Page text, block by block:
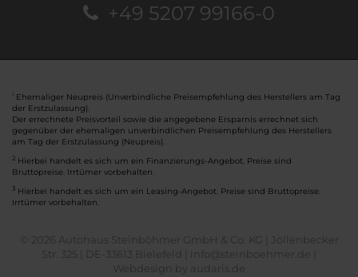
+49 5207 99166-0
Ehemaliger Neupreis (Unverbindliche Preisempfehlung des Herstellers am Tag
der Erstzulassung).
Der errechnete Preisvorteil sowie die angegebene Ersparnis errechnet sich
gegenüber der ehemaligen unverbindlichen Preisempfehlung des Herstellers
am Tag der Erstzulassung (Neupreis).
2 Hierbei handelt es sich um ein Finanzierungs-Angebot. Preise sind
Bruttopreise. Irrtümer vorbehalten.
3 Hierbei handelt es sich um ein Leasing-Angebot. Preise sind Bruttopreise.
Irrtümer vorbehalten.
© 2026 Autohaus Steinböhmer GmbH & Co. KG | Jöllenbecker
Str. 325 | DE-33613 Bielefeld | info@steinboehmer.de |
Webdesign by audaris.de